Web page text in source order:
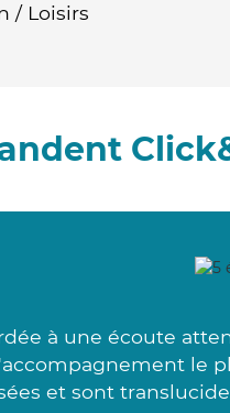
/ Loisirs
à une écoute
le
et sont